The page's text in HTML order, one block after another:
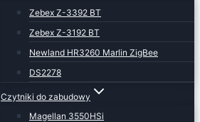
Zebex Z-3392 BT
Zebex Z-3192 BT
Newland HR3260 Marlin ZigBee
DS2278
Czytniki do zabudowy
Magellan 3550HSi